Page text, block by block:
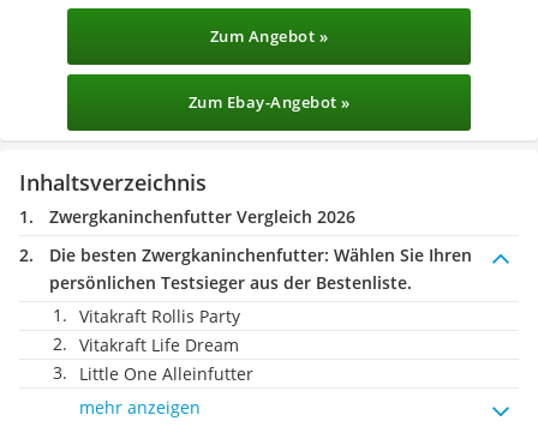
Zum Angebot »
Zum Ebay-Angebot »
Inhaltsverzeichnis
Zwergkaninchenfutter Vergleich 2026
Die besten Zwergkaninchenfutter: Wählen Sie Ihren
persönlichen Testsieger aus der Bestenliste.
Vitakraft Rollis Party
Vitakraft Life Dream
Little One Alleinfutter
mehr anzeigen